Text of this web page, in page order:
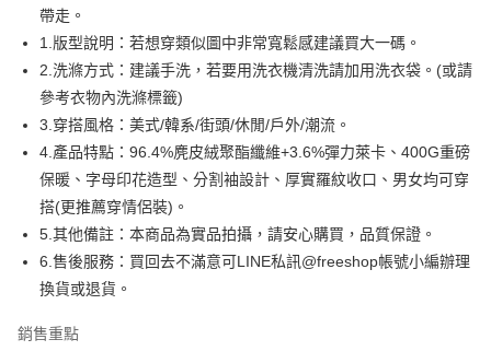
街口支付
悠遊付
ATM付款
運送方式
每筆NT$80，滿NT$1,000(含以上)免運費
付款後全家取貨
每筆NT$80，滿NT$1,000(含以上)免運費
7-11取貨付款
帶走。
1.版型說明：若想穿類似圖中非常寬鬆感建議買大一碼。
2.洗滌方式：建議手洗，若要用洗衣機清洗請加用洗衣袋。(或請
參考衣物內洗滌標籤)
3.穿搭風格：美式/韓系/街頭/休閒/戶外/潮流。
4.產品特點：96.4%麂皮絨聚酯纖維+3.6%彈力萊卡、400G重磅
保暖、字母印花造型、分割袖設計、厚實羅紋收口、男女均可穿
搭(更推薦穿情侶裝)。
5.其他備註：本商品為實品拍攝，請安心購買，品質保證。
6.售後服務：買回去不滿意可LINE私訊@freeshop帳號小編辦理
換貨或退貨。
銷售重點